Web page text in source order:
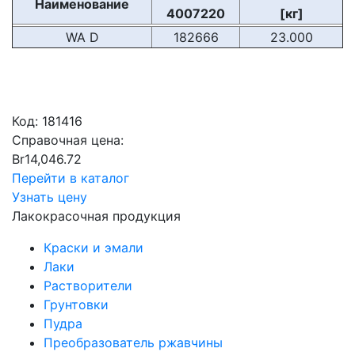
Наименование
4007220
[кг]
WA D
182666 23.000
Код: 181416
Справочная цена:
Br14,046.72
Перейти в каталог
Узнать цену
Лакокрасочная продукция
Краски и эмали
Лаки
Растворители
Грунтовки
Пудра
Преобразователь ржавчины